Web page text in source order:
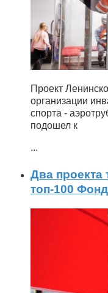
Проект
организации
спорта -
подошел к
...
Два
топ-100